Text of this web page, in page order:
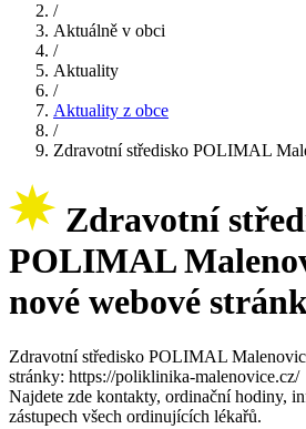
/
Aktuálně v obci
/
Aktuality
/
Aktuality z obce
/
Zdravotní středisko POLIMAL
Zdravotní
POLIMAL
nové webové
Zdravotní středisko POLIMAL
stránky: https://poliklinika-malenovice.cz/
Najdete zde kontakty, ordinační hodiny,
zástupech všech ordinujících lékařů.